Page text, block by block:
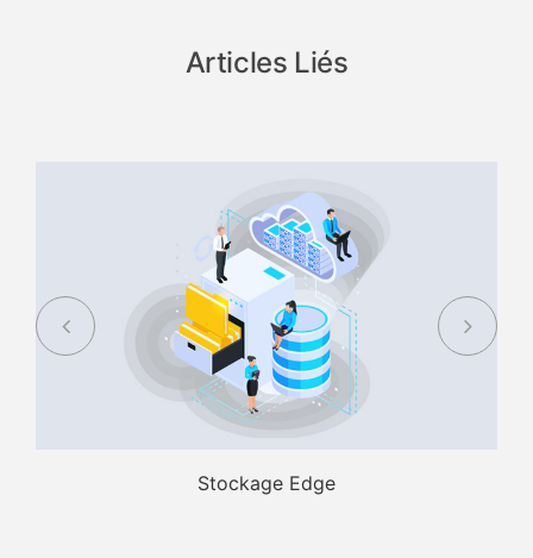
Articles Liés
Stockage Edge